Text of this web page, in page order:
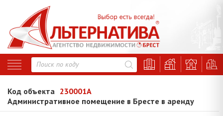
Код объекта 230001A
Административное помещение в Бресте в аренду